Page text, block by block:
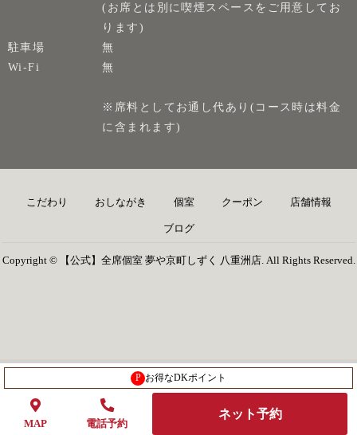
(お席とは別に喫煙スペースをご用意してお
ります)
駐車場
無
Wi-Fi
無
※席料としてお通し代あり(コース時は料金
に含まれます)
こだわり おしながき 個室 クーポン 店舗情報
ブログ
Copyright © 【公式】全席個室 夢や京町しずく 八重洲店. All Rights Reserved.
P お得なDKポイント
MAP 電話予約
ネット予約